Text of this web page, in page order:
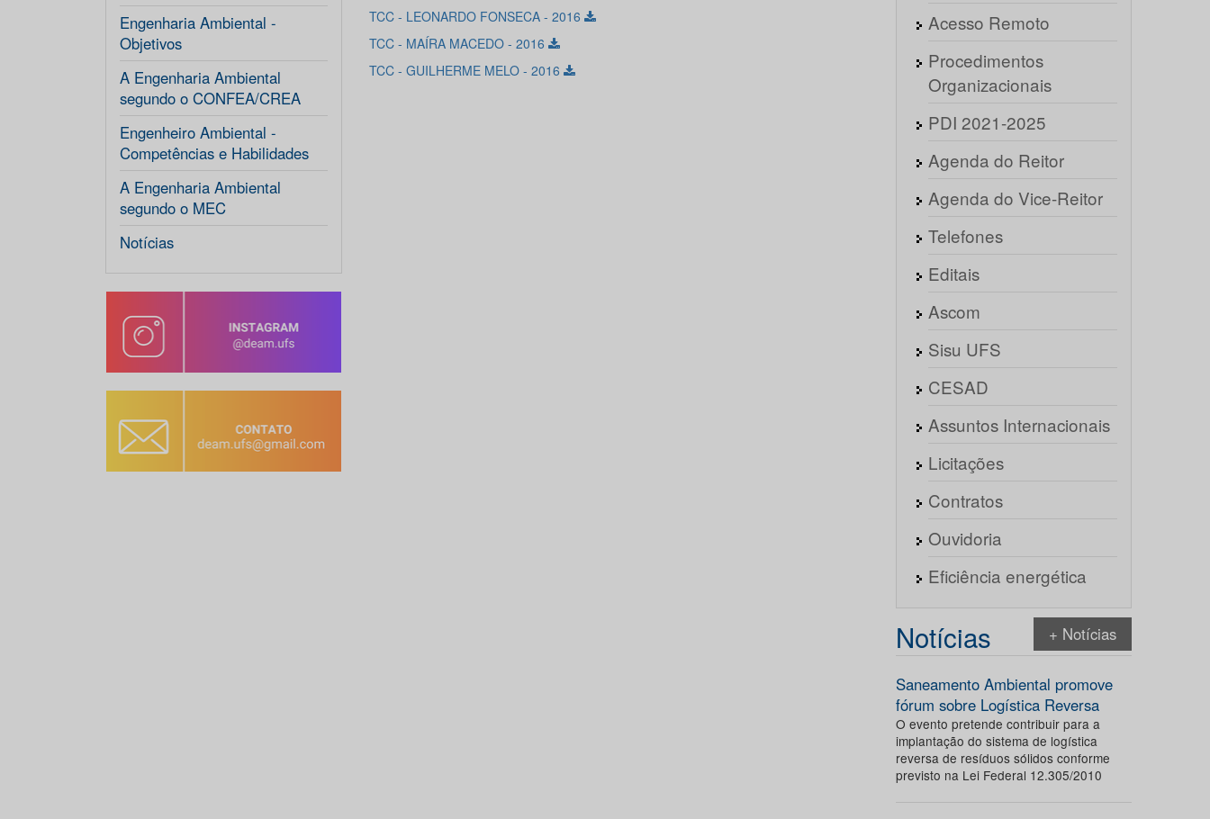
Engenharia Ambiental -
Objetivos
A Engenharia Ambiental
segundo o CONFEA/CREA
Engenheiro Ambiental -
Competências e Habilidades
A Engenharia Ambiental
segundo o MEC
Notícias
TCC - LEONARDO FONSECA - 2016
TCC - MAÍRA MACEDO - 2016
TCC - GUILHERME MELO - 2016
Acesso Remoto
Procedimentos
Organizacionais
PDI 2021-2025
Agenda do Reitor
Agenda do Vice-Reitor
Telefones
Editais
Ascom
Sisu UFS
CESAD
Assuntos Internacionais
Licitações
Contratos
Ouvidoria
Eficiência energética
Notícias + Notícias
Saneamento Ambiental promove
fórum sobre Logística Reversa
O evento pretende contribuir para a
implantação do sistema de logística
reversa de resíduos sólidos conforme
previsto na Lei Federal 12.305/2010